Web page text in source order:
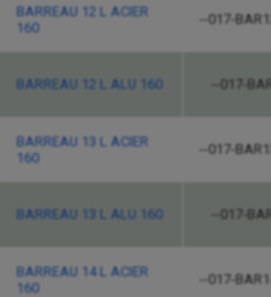
BARREAU 12 L ACIER
160
--017-
BARREAU 12 L ALU 160 --017-
BARREAU 13 L ACIER
160
--017-
BARREAU 13 L ALU 160 --017-
BARREAU 14 L ACIER
160
--017-